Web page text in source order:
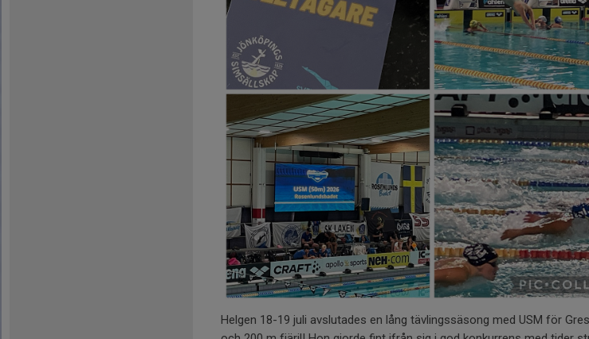
Helgen 18-19 juli avslutades en lång tävlingssäsong med USM för